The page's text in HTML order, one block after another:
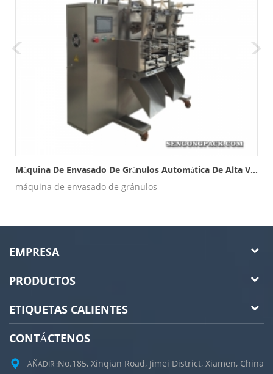
Máquina De Envasado De Gránulos Automática De Alta Velocidad G74k (3 Lados De Sellado, Múltiples Carriles)
máquina de envasado de gránulos
EMPRESA
PRODUCTOS
ETIQUETAS CALIENTES
CONTÁCTENOS
AÑADIR :No.185, Xinqian Road, Jimei District, Xiamen, China